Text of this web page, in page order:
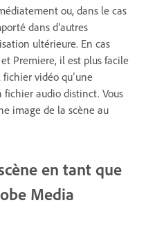
ou, dans le cas
dans d’autres
ultérieure. En cas
Premiere, il est plus facile
vidéo qu’une
fichier audio distinct. Vous
image de la scène au
en tant que
Media